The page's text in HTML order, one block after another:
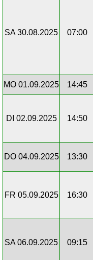
SA 30.08.2025 07:00
MO 01.09.2025 14:45
DI 02.09.2025 14:50
DO 04.09.2025 13:30
FR 05.09.2025 16:30
SA 06.09.2025 09:15